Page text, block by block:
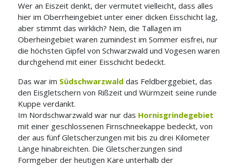
Wer an Eiszeit denkt, der vermutet vielleicht, dass alles
hier im Oberrheingebiet unter einer dicken Eisschicht lag,
aber stimmt das wirklich? Nein, die Tallagen im
Oberheingebiet waren zumindest im Sommer eisfrei, nur
die höchsten Gipfel von Schwarzwald und Vogesen waren
durchgehend mit einer Eisschicht bedeckt.
Das war im Südschwarzwald das Feldberggebiet, das
den Eisgletschern von Rißzeit und Würmzeit seine runde
Kuppe verdankt.
Im Nordschwarzwald war nur das Hornisgrindegebiet
mit einer geschlossenen Firnschneekappe bedeckt, von
der aus fünf Gletscherzungen mit bis zu drei Kilometer
Länge hinabreichten. Die Gletscherzungen sind
Formgeber der heutigen Kare unterhalb der